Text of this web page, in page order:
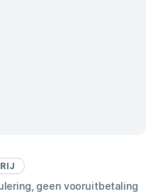
geen vooruitbetaling